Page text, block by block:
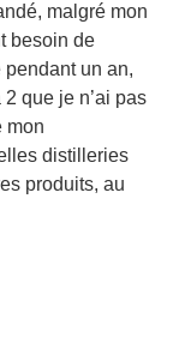
malgré mon
besoin de
pendant un an,
que je n’ai pas
mon
distilleries
produits, au